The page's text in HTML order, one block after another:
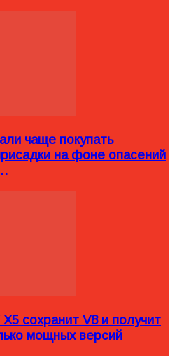
чаще покупать
на фоне опасений
сохранит V8 и получит
мощных версий